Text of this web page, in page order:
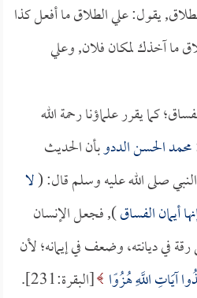
يقول: علي الطلاق ما أفعل كذا
ما آخذك لمكان فلان, وعلي
كما يقرر علماؤنا رحمة الله
محمد الحسن الددوبأن الحديث
صلى الله عليه وسلم قال: (لا
أيمان الفساق), فجعل الإنسان
في ديانته، وضعف في إيمانه؛ لأن
آيَاتِ اللَّهِ هُزُوًا [البقرة:231].